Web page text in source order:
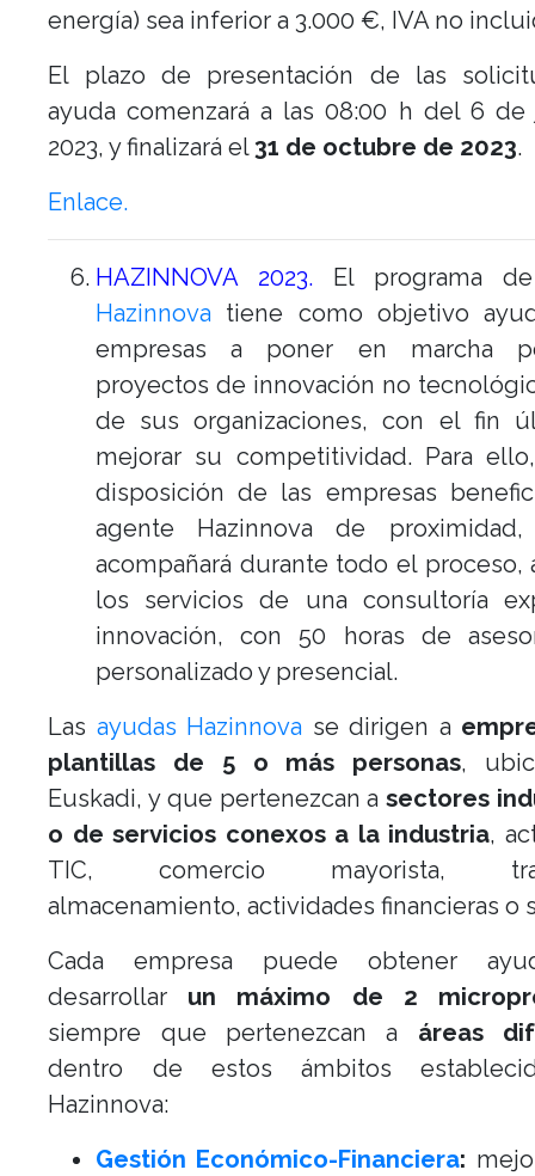
energía) sea inferior a 3.000 €, IVA no
El plazo de presentación de las
ayuda comenzará a las 08:00 h del 6
2023, y finalizará el 31 de octubre de 2023.
Enlace.
HAZINNOVA 2023. El programa
Hazinnova tiene como objetivo
empresas a poner en marcha
proyectos de innovación no
de sus organizaciones, con el fin
mejorar su competitividad. Para
disposición de las empresas
agente Hazinnova de
acompañará durante todo el proceso,
los servicios de una consultoría
innovación, con 50 horas de
personalizado y presencial.
Las ayudas Hazinnova se dirigen a
plantillas de 5 o más personas,
Euskadi, y que pertenezcan asectores
o de servicios conexos a la industria,
TIC, comercio mayorista,
almacenamiento, actividades financieras o
Cada empresa puede obtener
desarrollar un máximo de 2
siempre que pertenezcan a áreas
dentro de estos ámbitos
Hazinnova:
Gestión Económico-Financiera: